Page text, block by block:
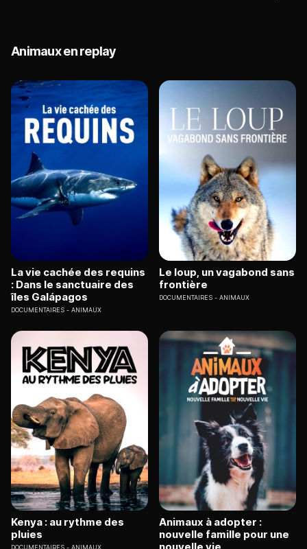
Animaux en replay
La vie cachée des requins
: Dans le sanctuaire des
îles Galápagos
DOCUMENTAIRES ANIMAUX
Le loup, un vagabond sans
frontière
DOCUMENTAIRES ANIMAUX
Kenya : au rythme des
pluies
DOCUMENTAIRES ANIMAUX
Animaux à adopter :
nouvelle famille pour une